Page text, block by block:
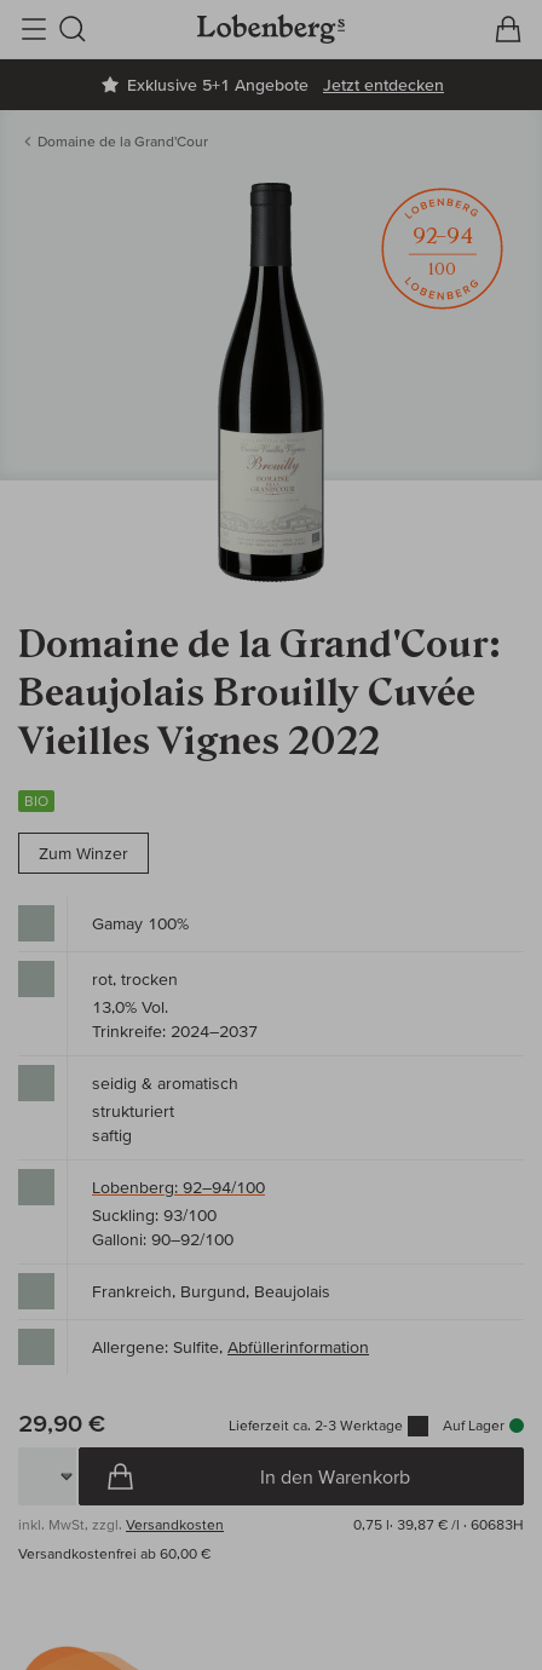
Exklusive 5+1 Angebote Jetzt entdecken
Suche
Domaine de la Grand'Cour
Domaine de la Grand'Cour:
Beaujolais Brouilly Cuvée
Vieilles Vignes 2022
BIO
Zum Winzer
92–94
100
Gamay 100%
rot, trocken
13,0% Vol.
Trinkreife: 2024–2037
seidig & aromatisch
strukturiert
saftig
Lobenberg: 92–94/100
Suckling: 93/100
Galloni: 90–92/100
Frankreich, Burgund, Beaujolais
Allergene: Sulfite, Abfüllerinformation
29,90 € Lieferzeit ca. 2-3 Werktage Auf Lager
In den Warenkorb
inkl. MwSt, zzgl. Versandkosten 0,75 l· 39,87 € /l · 60683H
Versandkostenfrei ab 60,00 €